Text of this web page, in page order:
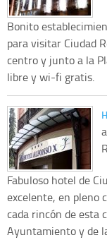
Bonito
para visitar Ciudad
centro y junto a la
libre y wi-fi gratis.
Fabuloso hotel de
excelente, en pleno
cada rincón de esta
Ayuntamiento y de